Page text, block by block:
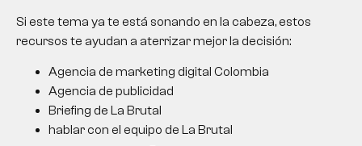
Si este tema ya te está sonando en la cabeza, estos
recursos te ayudan a aterrizar mejor la decisión:
Agencia de marketing digital Colombia
Agencia de publicidad
Briefing de La Brutal
hablar con el equipo de La Brutal